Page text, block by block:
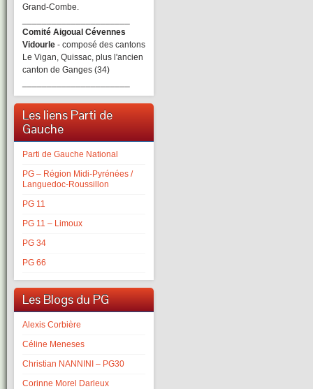
Grand-Combe.
Comité Aigoual Cévennes
Vidourle - composé des cantons
Le Vigan, Quissac, plus l'ancien
canton de Ganges (34)
Les liens Parti de
Gauche
Parti de Gauche National
PG – Région Midi-Pyrénées /
Languedoc-Roussillon
PG 11
PG 11 – Limoux
PG 34
PG 66
Les Blogs du PG
Alexis Corbière
Céline Meneses
Christian NANNINI – PG30
Corinne Morel Darleux